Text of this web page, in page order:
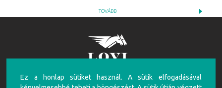
TOVÁBB
FIGYELEM!Ez a honlap sütiket használ. A sütik elfogadásával